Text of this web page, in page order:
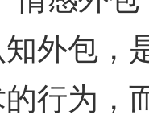
外包，
行为，